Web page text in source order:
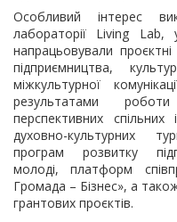
Особливий інтерес
лабораторії Living Lab,
напрацьовували
підприємництва,
міжкультурної
результатами
перспективних спільних
духовно-культурних
програм розвитку
молоді, платформ
Громада – Бізнес», а
грантових проєктів.